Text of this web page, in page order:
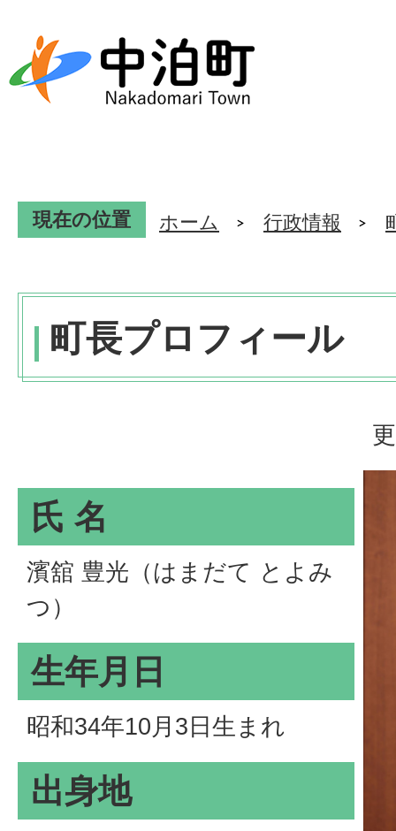
現在の位置 ホーム 行政情報
町長プロフィール
氏 名
濱舘 豊光（はまだて とよみ
つ）
生年月日
昭和34年10月3日生まれ
出身地